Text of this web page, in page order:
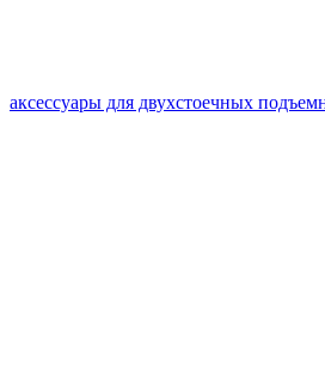
аксессуары для двухстоечных